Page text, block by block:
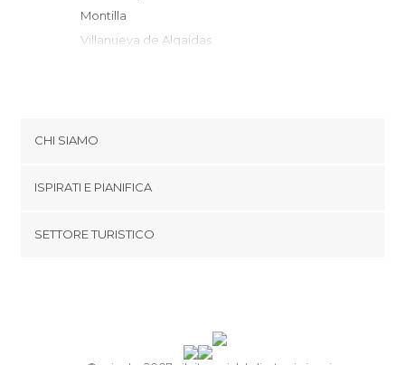
Montilla
Villanueva de Algaidas
Baena
Archidona
Estepa
CHI SIAMO
Termini e Condizioni
ISPIRATI E PIANIFICA
SETTORE TURISTICO